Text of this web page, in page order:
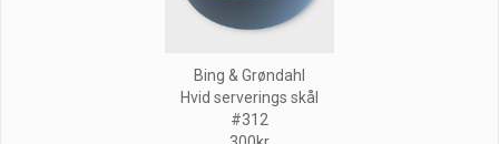
Bing & Grøndahl
Hvid serverings skål
#312